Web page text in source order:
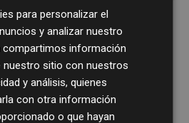
encontrado
para personalizar el
y analizar nuestro
compartimos información
nuestro sitio con nuestros
y análisis, quienes
con otra información
o que hayan